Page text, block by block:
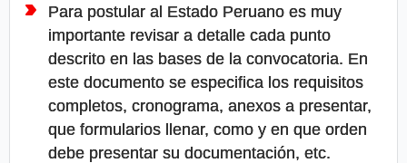
Para postular al Estado Peruano es muy
importante revisar a detalle cada punto
descrito en las bases de la convocatoria. En
este documento se especifica los requisitos
completos, cronograma, anexos a presentar,
que formularios llenar, como y en que orden
debe presentar su documentación, etc.